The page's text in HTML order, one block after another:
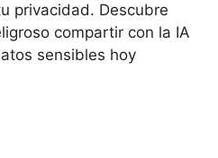
privacidad. Descubre
compartir con la IA
sensibles hoy